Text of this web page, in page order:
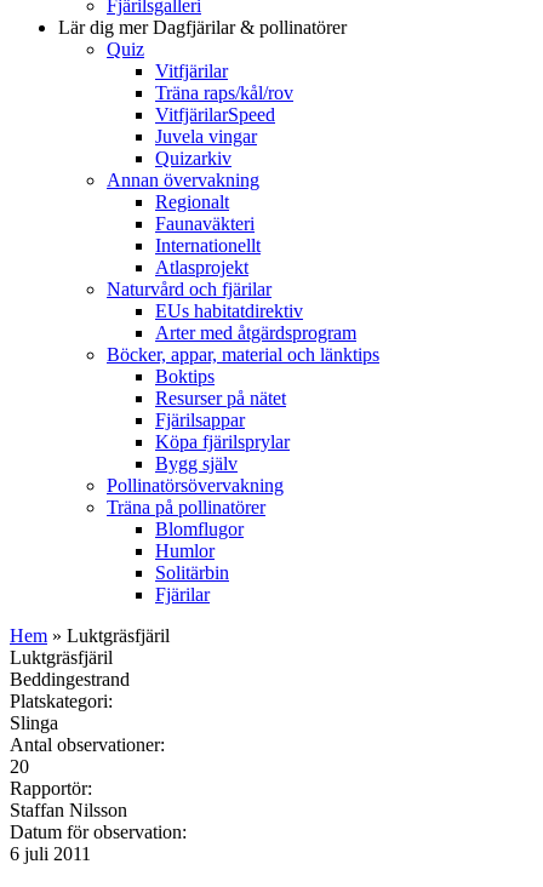
Fjärilsgalleri
Lär dig merDagfjärilar & pollinatörer
Quiz
Vitfjärilar
Träna raps/kål/rov
VitfjärilarSpeed
Juvela vingar
Quizarkiv
Annan övervakning
Regionalt
Faunaväkteri
Internationellt
Atlasprojekt
Naturvård och fjärilar
EUs habitatdirektiv
Arter med åtgärdsprogram
Böcker, appar, material och länktips
Boktips
Resurser på nätet
Fjärilsappar
Köpa fjärilsprylar
Bygg själv
Pollinatörsövervakning
Träna på pollinatörer
Blomflugor
Humlor
Solitärbin
Fjärilar
Hem » Luktgräsfjäril
Luktgräsfjäril
Beddingestrand
Platskategori:
Slinga
Antal observationer:
20
Rapportör:
Staffan Nilsson
Datum för observation:
6 juli 2011